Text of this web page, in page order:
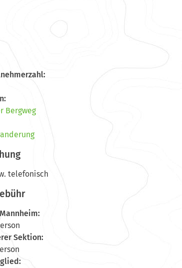
Bergweg
telefonisch
Sektion: